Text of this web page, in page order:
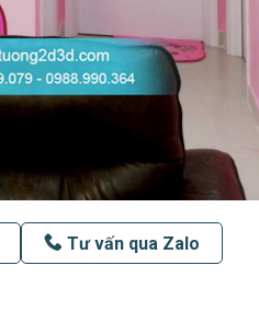
Tư vấn qua Zalo